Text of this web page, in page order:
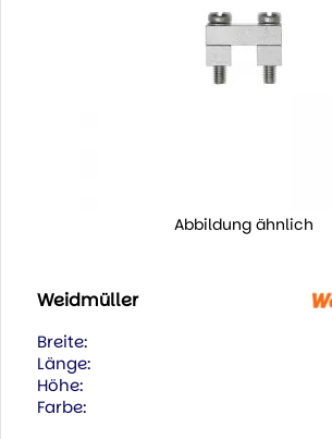
Abbildung ähnlich
Weidmüller
Breite:
Länge:
Höhe:
Farbe: